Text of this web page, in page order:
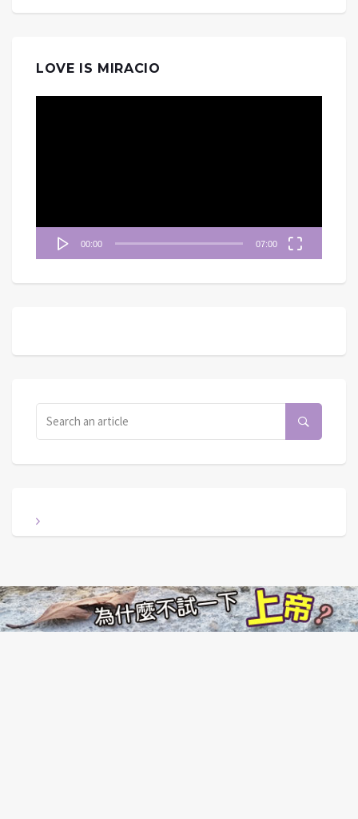
LOVE IS MIRACIO
00:00 07:00